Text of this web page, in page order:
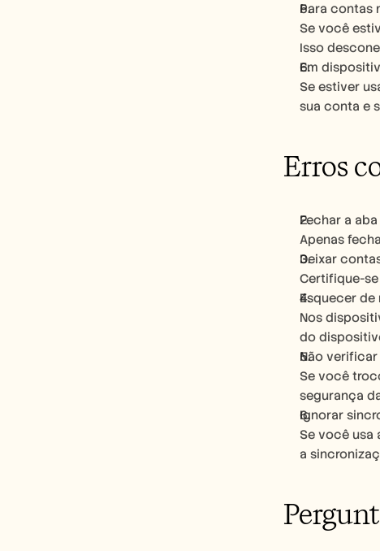
Para contas
Se você
Isso
Em
Se estiver
sua conta e
Erros
Fechar a
Apenas
Deixar
Certifique-
Esquecer
Nos
do
Não
Se você
segurança
Ignorar
Se você usa
a